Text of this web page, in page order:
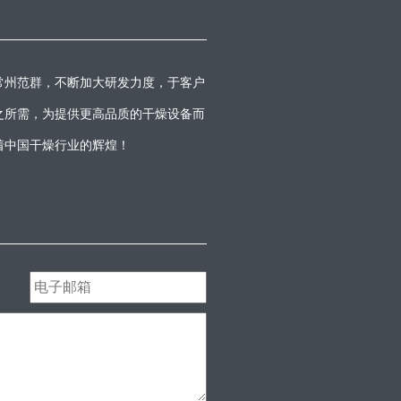
范群，不断加大研发力度，于客户
需，为提供更高品质的干燥设备而
国干燥行业的辉煌！